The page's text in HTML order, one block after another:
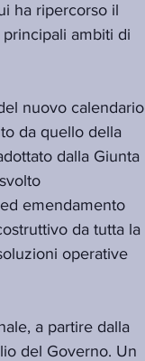
ha ripercorso il
principali ambiti di
nuovo calendario
da quello della
dalla Giunta
emendamento
da tutta la
operative
a partire dalla
del Governo. Un